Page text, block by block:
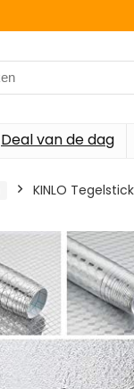
Deal van de dag
KINLO